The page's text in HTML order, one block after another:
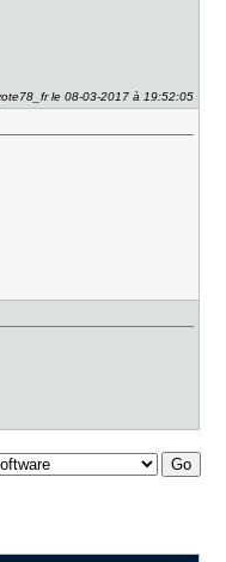
le 08-03-2017 à 19:52:05